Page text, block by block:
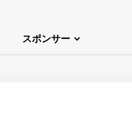
スポンサー